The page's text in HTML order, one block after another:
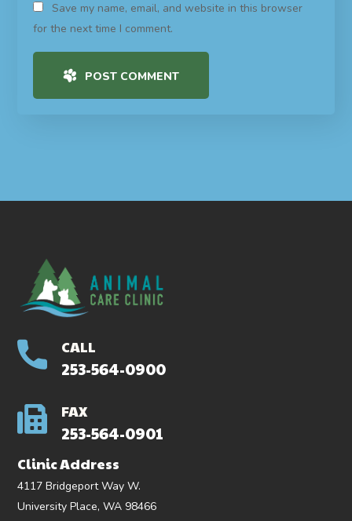
Save my name, email, and website in this browser
for the next time I comment.
POST COMMENT
CALL
253-564-0900
FAX
253-564-0901
Clinic Address
4117 Bridgeport Way W.
University Place, WA 98466